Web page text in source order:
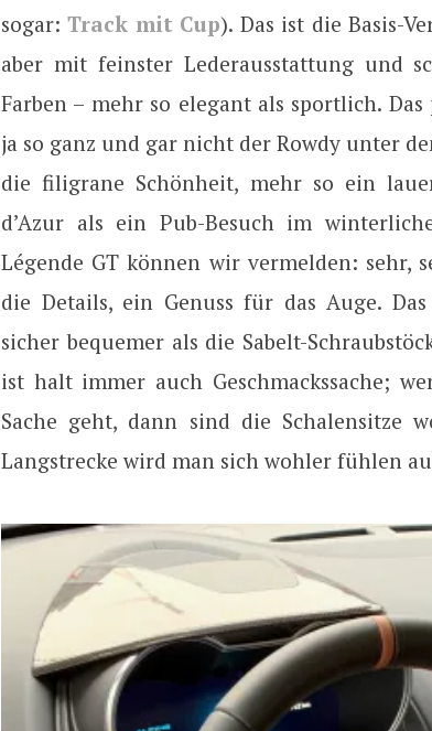
sogar:Track mit Cup). Das ist die Basis-
aber mit feinster Lederausstattung und
Farben – mehr so elegant als sportlich.
ja so ganz und gar nicht der Rowdy unter
die filigrane Schönheit, mehr so ein
d’Azur als ein Pub-Besuch im
Légende GT können wir vermelden: sehr,
die Details, ein Genuss für das Auge.
sicher bequemer als die Sabelt-
ist halt immer auch Geschmackssache;
Sache geht, dann sind die Schalensitze
Langstrecke wird man sich wohler fühlen